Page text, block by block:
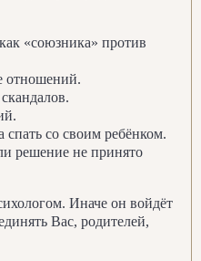
«союзника» против
отношений.
спать со своим ребёнком.
решение не принято
Иначе он войдёт
Вас, родителей,